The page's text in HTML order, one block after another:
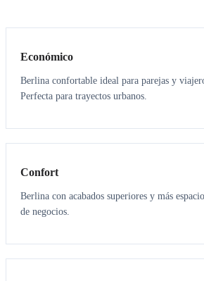
Económico
Berlina confortable ideal para parejas y
Perfecta para trayectos urbanos.
3 3
Confort
Berlina con acabados superiores y más
de negocios.
6 5